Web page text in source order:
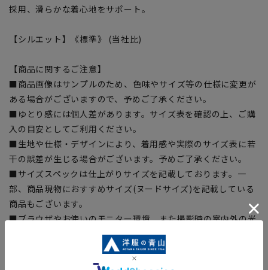
採用、滑らかな着心地をサポート。
【シルエット】《標準》 (当社比)
【商品に関するご注意】
■商品画像はサンプルのため、色味やサイズ等の仕様に変更が
ある場合がございますので、予めご了承ください。
■ゆとり感には個人差があります。サイズ表を確認の上、ご購
入の目安としてご利用ください。
■生地や仕様・デザインにより、着用感や実際のサイズ表に若
干の誤差が生じる場合がございます。予めご了承ください。
■サイズスペックは仕上がりサイズを記載しております。一
部、商品現物におすすめサイズ(ヌードサイズ)を記載している
商品もございます。
■ブラウザやお使いのモニター環境、また撮影時の室内外の光
加減により、実際の商品と掲載画像の色味が異なる場合がござ
■店舗や各モールサイトと商品在庫を共有しております関係